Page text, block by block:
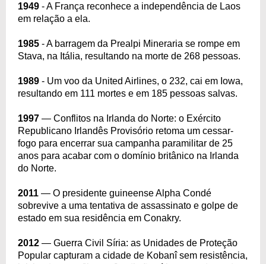
1949 - A França reconhece a independência de Laos
em relação a ela.
1985 - A barragem da Prealpi Mineraria se rompe em
Stava, na Itália, resultando na morte de 268 pessoas.
1989 - Um voo da United Airlines, o 232, cai em Iowa,
resultando em 111 mortes e em 185 pessoas salvas.
1997 — Conflitos na Irlanda do Norte: o Exército
Republicano Irlandês Provisório retoma um cessar-
fogo para encerrar sua campanha paramilitar de 25
anos para acabar com o domínio britânico na Irlanda
do Norte.
2011 — O presidente guineense Alpha Condé
sobrevive a uma tentativa de assassinato e golpe de
estado em sua residência em Conakry.
2012 — Guerra Civil Síria: as Unidades de Proteção
Popular capturam a cidade de Kobanî sem resistência,